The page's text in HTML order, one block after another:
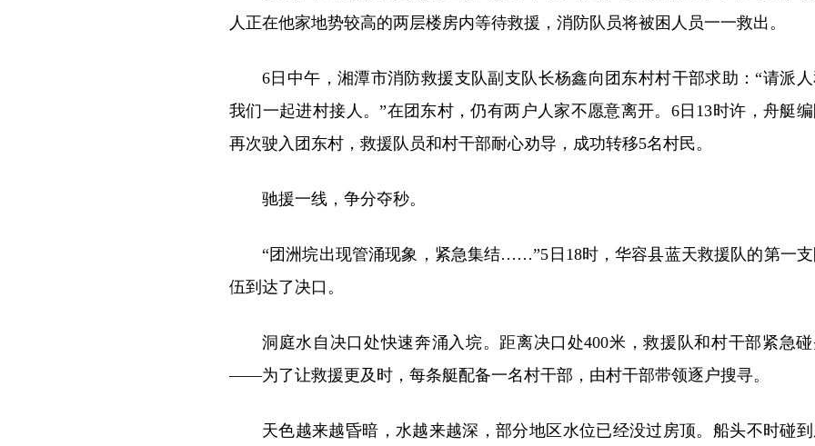
人正在他家地势较高的两层楼房内等待救援，消防队员将被困人员一一救出。
6日中午，湘潭市消防救援支队副支队长杨鑫向团东村村干部求助：“请派
我们一起进村接人。”在团东村，仍有两户人家不愿意离开。6日13时许，舟艇
再次驶入团东村，救援队员和村干部耐心劝导，成功转移5名村民。
驰援一线，争分夺秒。
“团洲垸出现管涌现象，紧急集结……”5日18时，华容县蓝天救援队的第一
伍到达了决口。
洞庭水自决口处快速奔涌入垸。距离决口处400米，救援队和村干部紧急
——为了让救援更及时，每条艇配备一名村干部，由村干部带领逐户搜寻。
天色越来越昏暗，水越来越深，部分地区水位已经没过房顶。船头不时碰